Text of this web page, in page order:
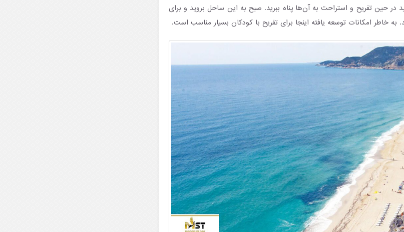
حین تفریح و استراحت به آن‌ها پناه ببرید. صبح به این ساحل بروید و برای
به خاطر امکانات توسعه یافته اینجا برای تفریح با کودکان بسیار مناسب است.